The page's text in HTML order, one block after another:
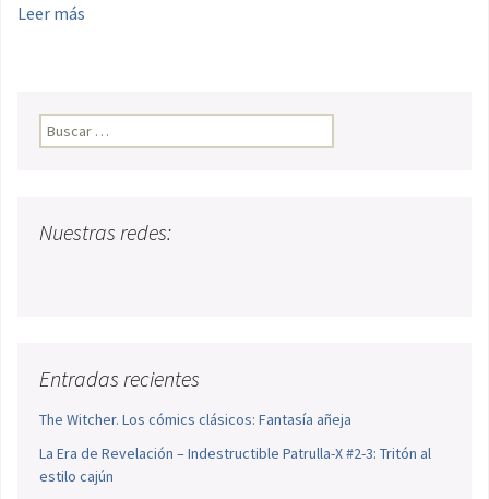
Leer más
Buscar:
Nuestras redes:
Entradas recientes
The Witcher. Los cómics clásicos: Fantasía añeja
La Era de Revelación – Indestructible Patrulla-X #2-3: Tritón al
estilo cajún